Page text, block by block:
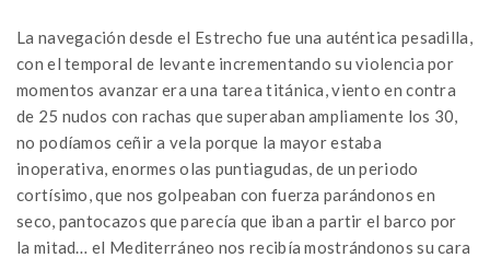
La navegación desde el Estrecho fue una auténtica pesadilla,
con el temporal de levante incrementando su violencia por
momentos avanzar era una tarea titánica, viento en contra
de 25 nudos con rachas que superaban ampliamente los 30,
no podíamos ceñir a vela porque la mayor estaba
inoperativa, enormes olas puntiagudas, de un periodo
cortísimo, que nos golpeaban con fuerza parándonos en
seco, pantocazos que parecía que iban a partir el barco por
la mitad… el Mediterráneo nos recibía mostrándonos su cara